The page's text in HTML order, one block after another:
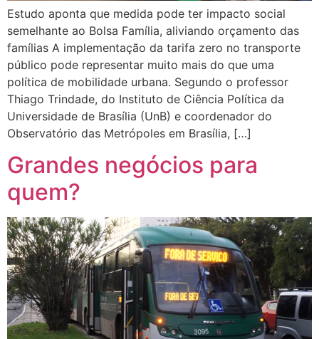
Estudo aponta que medida pode ter impacto social
semelhante ao Bolsa Família, aliviando orçamento das
famílias A implementação da tarifa zero no transporte
público pode representar muito mais do que uma
política de mobilidade urbana. Segundo o professor
Thiago Trindade, do Instituto de Ciência Política da
Universidade de Brasília (UnB) e coordenador do
Observatório das Metrópoles em Brasília, […]
Grandes negócios para
quem?